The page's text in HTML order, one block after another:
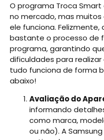
O programa Troca
no mercado, mas
ele funciona. Felizmente,
bastante o processo de
programa, garantindo
dificuldades para
tudo funciona de forma
abaixo!
Avaliação do
informando
como marca,
ou não). A